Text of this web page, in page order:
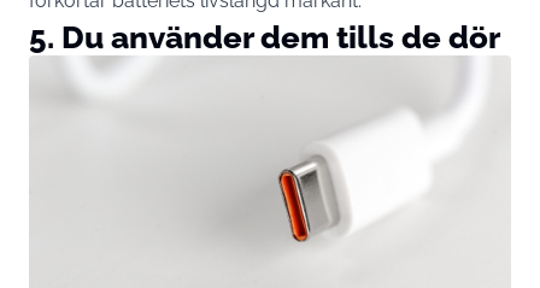
5. Du använder dem tills de dör